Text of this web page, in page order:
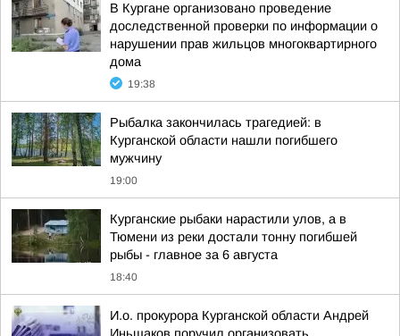
В Кургане организовано проведение
доследственной проверки по информации о
нарушении прав жильцов многоквартирного
дома
19:38
Рыбалка закончилась трагедией: в
Курганской области нашли погибшего
мужчину
19:00
Курганские рыбаки нарастили улов, а в
Тюмени из реки достали тонну погибшей
рыбы - главное за 6 августа
18:40
И.о. прокурора Курганской области Андрей